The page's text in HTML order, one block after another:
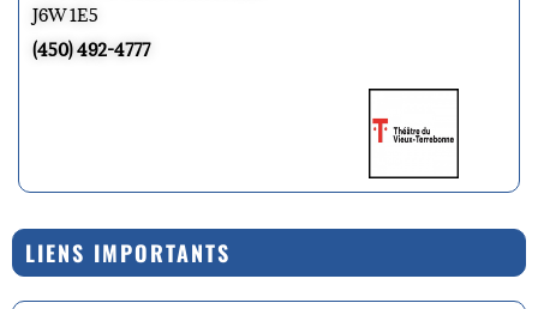
J6W 1E5
(450) 492-4777
LIENS IMPORTANTS